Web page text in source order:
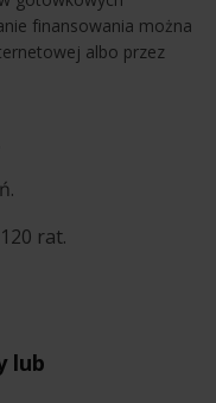
finansowania można
albo przez
rat.
lub